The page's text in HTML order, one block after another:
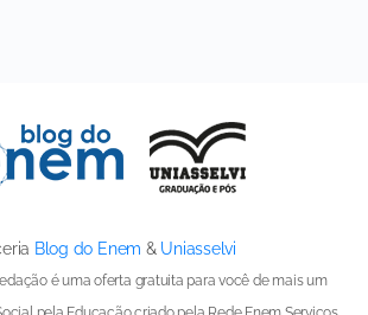
Blog do Enem & Uniasselvi
é uma oferta gratuita para você de mais um